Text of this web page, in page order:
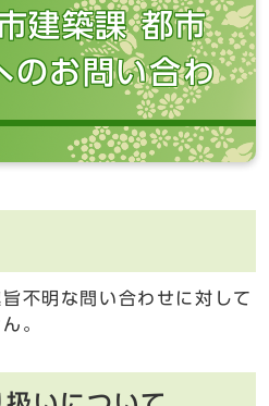
建築課 都市
のお問い合わ
不明な問い合わせに対して
。